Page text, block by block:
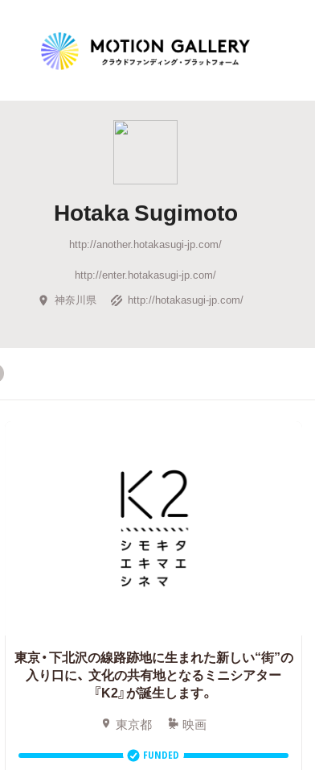
Highlight
Feature
キュレーターから探す
Legendary
Hotaka Sugimoto
http://another.hotakasugi-jp.com/
http://enter.hotakasugi-jp.com/
神奈川県
http://hotakasugi-jp.com/
東京・下北沢の線路跡地に生まれた新しい“街”の
入り口に、 文化の共有地となるミニシアター
『K2』が誕生します。
東京都 映画
FUNDED